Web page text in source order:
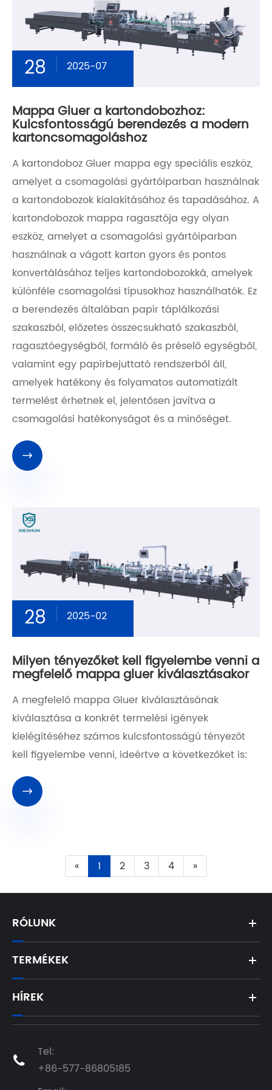
28 2025-07
Mappa Gluer a kartondobozhoz:
Kulcsfontosságú berendezés a modern
kartoncsomagoláshoz
A kartondoboz Gluer mappa egy speciális eszköz,
amelyet a csomagolási gyártóiparban használnak
a kartondobozok kialakításához és tapadásához. A
kartondobozok mappa ragasztója egy olyan
eszköz, amelyet a csomagolási gyártóiparban
használnak a vágott karton gyors és pontos
konvertálásához teljes kartondobozokká, amelyek
különféle csomagolási típusokhoz használhatók. Ez
a berendezés általában papír táplálkozási
szakaszból, előzetes összecsukható szakaszból,
ragasztóegységből, formáló és préselő egységből,
valamint egy papírbejuttató rendszerből áll,
amelyek hatékony és folyamatos automatizált
termelést érhetnek el, jelentősen javítva a
csomagolási hatékonyságot és a minőséget.

28 2025-02
Milyen tényezőket kell figyelembe venni a
megfelelő mappa gluer kiválasztásakor
A megfelelő mappa Gluer kiválasztásának
kiválasztása a konkrét termelési igények
kielégítéséhez számos kulcsfontosságú tényezőt
kell figyelembe venni, ideértve a következőket is:

« 1 2 3 4 »
RÓLUNK
TERMÉKEK
HÍREK

Tel:
+86-577-86805185